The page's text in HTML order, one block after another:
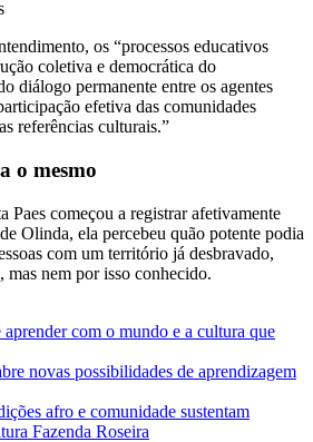
os “processos educativos
coletiva e democrática do
diálogo permanente entre os agentes
efetiva das comunidades
referências culturais.”
o mesmo
Paes começou a registrar afetivamente
Olinda, ela percebeu quão potente podia
com um território já desbravado,
mas nem por isso conhecido.
com o mundo e a cultura que
novas possibilidades de aprendizagem
afro e comunidade sustentam
Fazenda Roseira